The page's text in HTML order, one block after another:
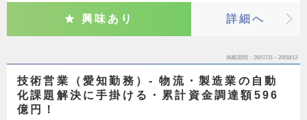
興味あり 詳細へ
掲載期間 26/07/31～26/08/13
技術営業（愛知勤務）- 物流・製造業の自動
化課題解決に手掛ける・累計資金調達額596
億円！